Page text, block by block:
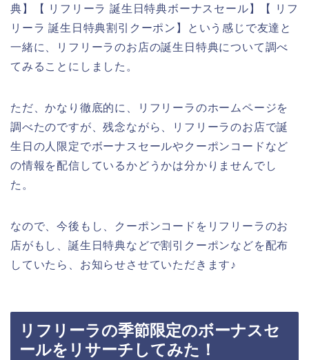
典】【 リフリーラ 誕生日特典ボーナスセール】【 リフ
リーラ 誕生日特典割引クーポン】という感じで友達と
一緒に、リフリーラのお店の誕生日特典について調べ
てみることにしました。
ただ、かなり徹底的に、リフリーラのホームページを
調べたのですが、残念ながら、リフリーラのお店で誕
生日の人限定でボーナスセールやクーポンコードなど
の情報を配信しているかどうかは分かりませんでし
た。
なので、今後もし、クーポンコードをリフリーラのお
店がもし、誕生日特典などで割引クーポンなどを配布
していたら、お知らせさせていただきます♪
リフリーラの季節限定のボーナスセ
ールをリサーチしてみた！